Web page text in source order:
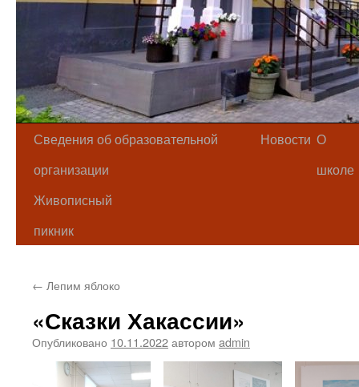
Сведения об образовательной
организации
Новости О
школе
Живописный
пикник
← Лепим яблоко
«Сказки Хакассии»
Опубликовано 10.11.2022автором admin